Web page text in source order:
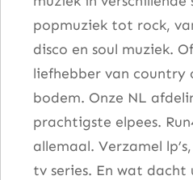
popmuziek tot rock,
disco en soul muziek.
liefhebber van country
bodem. Onze NL
prachtigste elpees.
allemaal. Verzamel
tv series. En wat dacht